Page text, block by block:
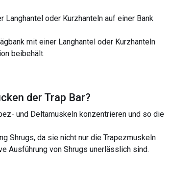
oder Kurzhanteln auf einer Bank
mit einer Langhantel oder Kurzhanteln
beibehält.
der Trap Bar?
und Deltamuskeln konzentrieren und so die
Shrugs, da sie nicht nur die Trapezmuskeln
Ausführung von Shrugs unerlässlich sind.